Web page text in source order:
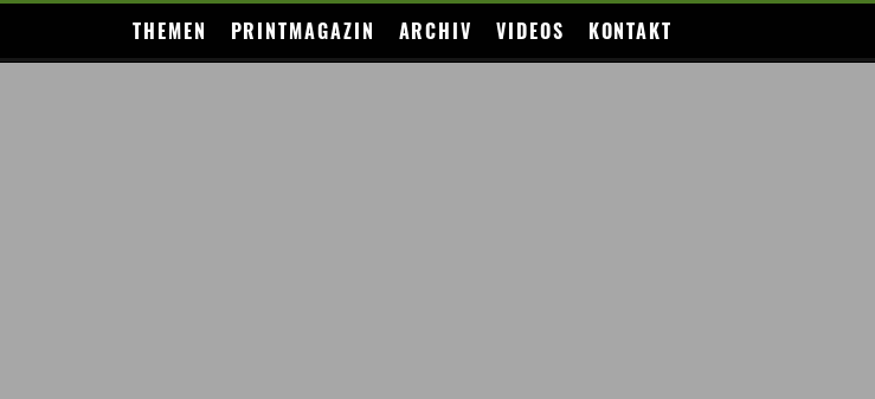
THEMEN PRINTMAGAZIN ARCHIV VIDEOS KONTAKT